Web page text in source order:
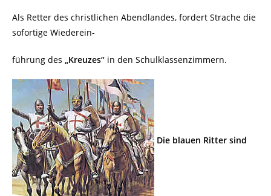
Als Retter des christlichen Abendlandes, fordert Strache die
sofortige Wiederein-
führung des „Kreuzes“ in den Schulklassenzimmern.
Die blauen Ritter sind